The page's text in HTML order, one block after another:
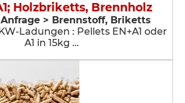
Holzbriketts, Brennholz
> Brennstoff, Briketts
Ladungen : Pellets EN+A1 oder
A1 in 15kg …